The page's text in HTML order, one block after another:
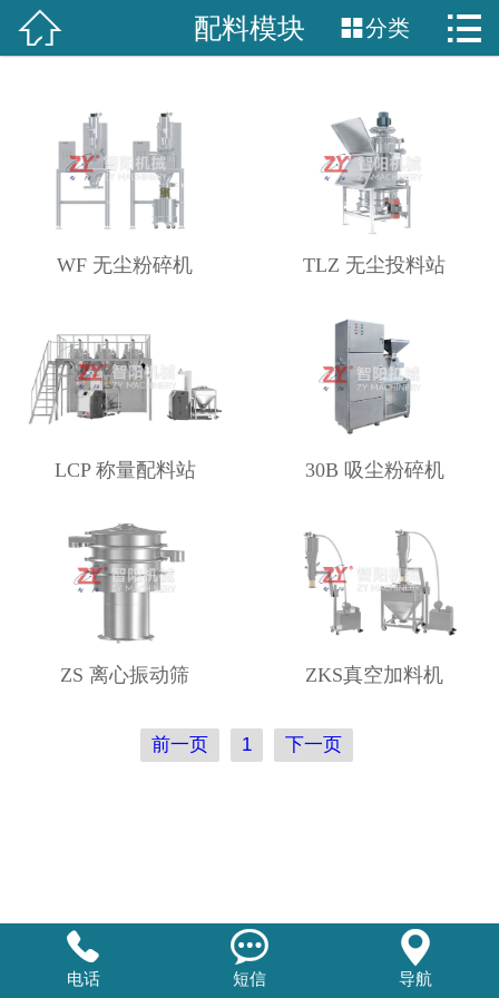
 网站首页
产品中心
新闻中心
工程案例
联系我们
 配料模块 分类 
WF 无尘粉碎机 TLZ 无尘投料站
LCP 称量配料站 30B 吸尘粉碎机
ZS 离心振动筛 ZKS真空加料机
前一页 1 下一页

电话

短信

导航